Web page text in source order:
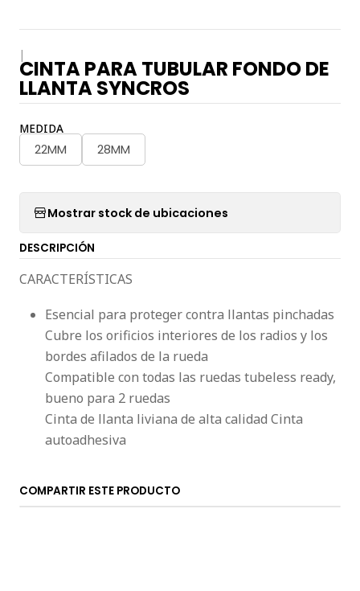
|
CINTA PARA TUBULAR FONDO DE
LLANTA SYNCROS
MEDIDA
22MM 28MM
Mostrar stock de ubicaciones
DESCRIPCIÓN
CARACTERÍSTICAS
Esencial para proteger contra llantas pinchadas
Cubre los orificios interiores de los radios y los
bordes afilados de la rueda
Compatible con todas las ruedas tubeless ready,
bueno para 2 ruedas
Cinta de llanta liviana de alta calidad Cinta
autoadhesiva
COMPARTIR ESTE PRODUCTO